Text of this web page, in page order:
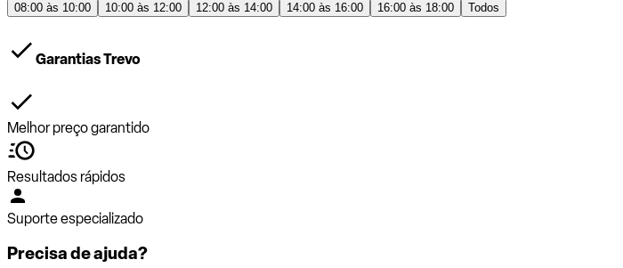
08:00 às 10:00 10:00 às 12:00 12:00 às 14:00 14:00 às 16:00 16:00 às 18:00 Todos
Garantias Trevo
Melhor preço garantido
Resultados rápidos
Suporte especializado
Precisa de ajuda?